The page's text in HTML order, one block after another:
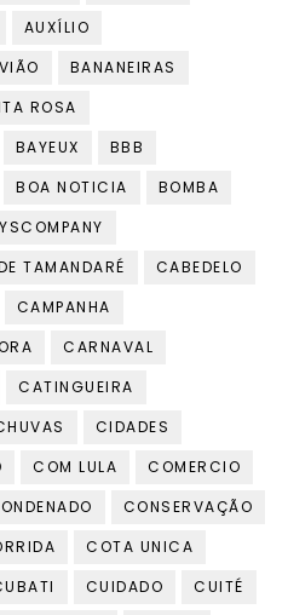
AUXÍLIO
BANANEIRAS
ROSA
BAYEUX
BBB
BOA NOTICIA
BOMBA
TAMANDARÉ
CABEDELO
CAMPANHA
CARNAVAL
CATINGUEIRA
CIDADES
COM LULA
COMERCIO
CONSERVAÇÃO
COTA UNICA
CUIDADO
CUITÉ